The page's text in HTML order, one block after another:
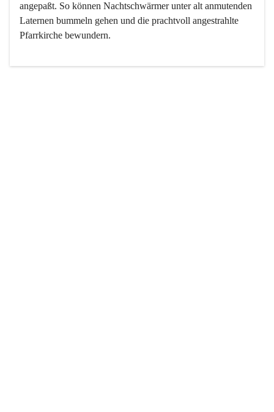
angepaßt. So können Nachtschwärmer unter alt anmutenden
Laternen bummeln gehen und die prachtvoll angestrahlte
Pfarrkirche bewundern.
Der Weinbau dominert heute nicht mehr, ist aber integrativer